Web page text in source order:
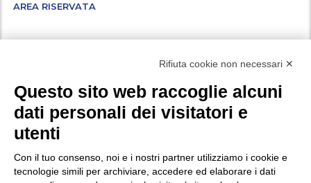
AREA RISERVATA
Vuoi iscriverti alla nostra newsletter ed essere aggiornato su tutte le
novità e i progetti a cui stiamo lavorando? Compila i campi
del
modulo di iscrizione
Rifiuta cookie non necessari ✕
Questo sito web raccoglie alcuni
dati personali dei visitatori e
utenti
Con il tuo consenso, noi e i nostri partner utilizziamo i cookie e
tecnologie simili per archiviare, accedere ed elaborare i dati